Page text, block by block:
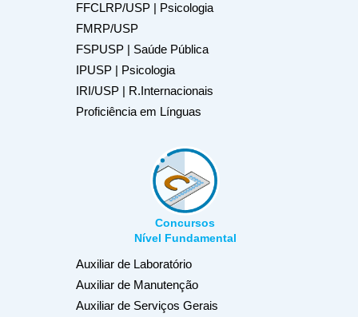
FFCLRP/USP | Psicologia
FMRP/USP
FSPUSP | Saúde Pública
IPUSP | Psicologia
IRI/USP | R.Internacionais
Proficiência em Línguas
Concursos
Nível Fundamental
Auxiliar de Laboratório
Auxiliar de Manutenção
Auxiliar de Serviços Gerais